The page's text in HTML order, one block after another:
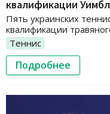
квалификации
Пять украинских
квалификации
Теннис
Подробнее